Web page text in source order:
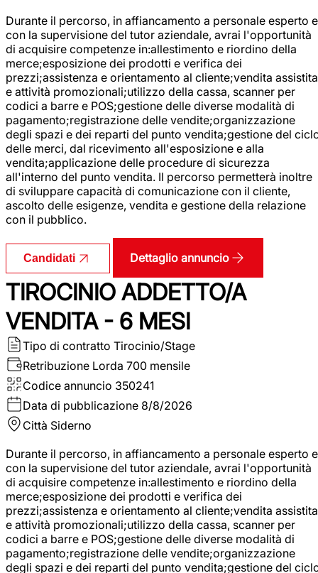
Durante il percorso, in affiancamento a personale esperto e
con la supervisione del tutor aziendale, avrai l'opportunità
di acquisire competenze in:allestimento e riordino della
merce;esposizione dei prodotti e verifica dei
prezzi;assistenza e orientamento al cliente;vendita assistita
e attività promozionali;utilizzo della cassa, scanner per
codici a barre e POS;gestione delle diverse modalità di
pagamento;registrazione delle vendite;organizzazione
degli spazi e dei reparti del punto vendita;gestione del
delle merci, dal ricevimento all'esposizione e alla
vendita;applicazione delle procedure di sicurezza
all'interno del punto vendita. Il percorso permetterà inoltre
di sviluppare capacità di comunicazione con il cliente,
ascolto delle esigenze, vendita e gestione della relazione
con il pubblico.
Candidati Dettaglio annuncio
TIROCINIO ADDETTO/A
VENDITA - 6 MESI
Tipo di contratto Tirocinio/Stage
Retribuzione Lorda 700 mensile
Codice annuncio 350241
Data di pubblicazione 8/8/2026
Città Siderno
Durante il percorso, in affiancamento a personale esperto e
con la supervisione del tutor aziendale, avrai l'opportunità
di acquisire competenze in:allestimento e riordino della
merce;esposizione dei prodotti e verifica dei
prezzi;assistenza e orientamento al cliente;vendita assistita
e attività promozionali;utilizzo della cassa, scanner per
codici a barre e POS;gestione delle diverse modalità di
pagamento;registrazione delle vendite;organizzazione
degli spazi e dei reparti del punto vendita;gestione del